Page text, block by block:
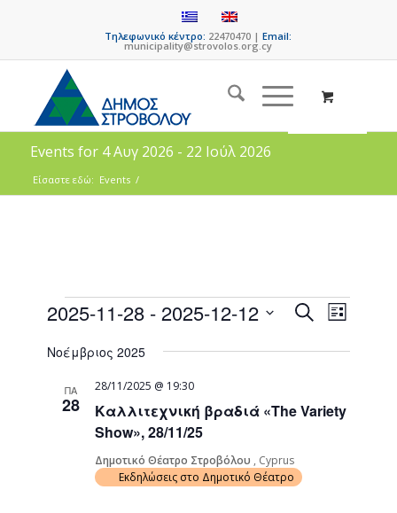
Τηλεφωνικό κέντρο: 22470470 |Email:
municipality@strovolos.org.cy
Events for 4 Αυγ 2026 - 22 Ιούλ 2026
Είσαστε εδώ: Events /
Events
SearchEvent
Views
List
2025-11-28 - 2025-12-12
date.
Νοέμβριος 2025
ΠΑ
28
Καλλιτεχνική βραδιά «The Variety
Show», 28/11/25
28/11/2025 @ 19:30
Δημοτικό Θέατρο Στροβόλου , Cyprus
Εκδηλώσεις στο Δημοτικό Θέατρο